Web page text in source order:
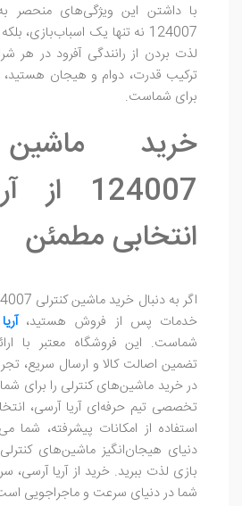
با داشتن این ویژگی‌های منحصر
124007 نه تنها یک اسباب‌بازی،
لذت بردن از رانندگی آفرود در هر
ترکیب قدرت، دوام و هیجان هستید،
برای شماست.
خرید ماشین
انتخابی مطمئن
خدمات پس از فروش هستید،
شماست. این فروشگاه معتبر با
تضمین اصالت کالا و ارسال سریع،
در خرید ماشین‌های کنترلی را برای
تخصصی تیم حرفه‌ای آریا آرسی،
استفاده از امکانات پیشرفته، شما
دنیای هیجان‌انگیز ماشین‌های
بازی لذت ببرید. خرید از آریا آرسی،
شما در دنیای سرعت و ماجراجویی